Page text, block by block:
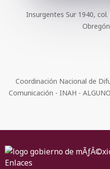
Insurgentes Sur 1940, col.
Coordinación Nacional de
Comunicación - INAH -
Enlaces